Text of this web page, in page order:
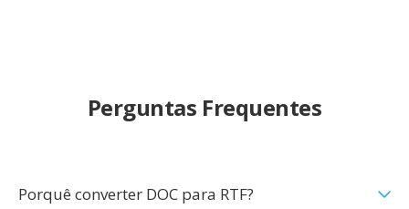
Perguntas Frequentes
Porquê converter DOC para RTF?